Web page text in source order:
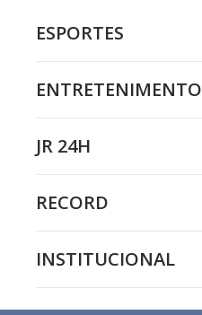
ESPORTES
ENTRETENIMENTO
JR 24H
RECORD
INSTITUCIONAL